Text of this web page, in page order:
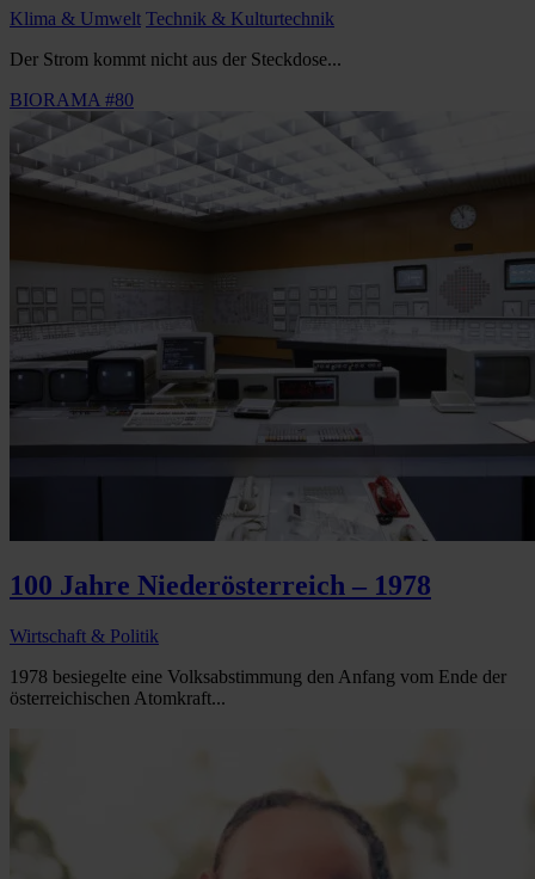
Klima & Umwelt Technik & Kulturtechnik
Der Strom kommt nicht aus der Steckdose...
BIORAMA #80
100 Jahre Niederösterreich – 1978
Wirtschaft & Politik
1978 besiegelte eine Volksabstimmung den Anfang vom Ende der
österreichischen Atomkraft...